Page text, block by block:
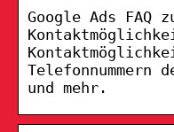
Google Ads FAQ
Telefonnummern
und mehr.